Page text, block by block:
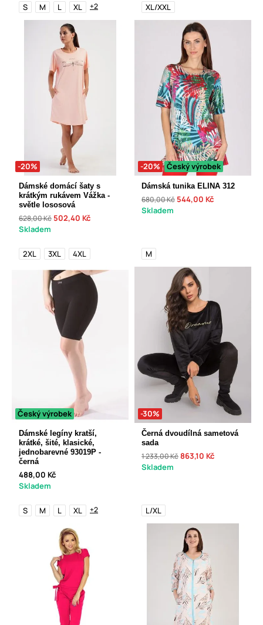
S M L XL +2
XL/XXL
-20%
Dámské domácí šaty s
krátkým rukávem Vážka -
světle lososová
628,00 Kč 502,40 Kč
Skladem
2XL 3XL 4XL
-20% Český výrobek
Dámská tunika ELINA 312
680,00 Kč 544,00 Kč
Skladem
M
Český výrobek
Dámské legíny kratší,
krátké, šité, klasické,
jednobarevné 93019P -
černá
488,00 Kč
Skladem
S M L XL +2
-30%
Černá dvoudílná sametová
sada
1 233,00 Kč863,10 Kč
Skladem
L/XL